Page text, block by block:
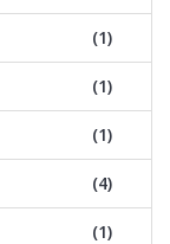
(1)
(1)
(1)
(4)
(1)